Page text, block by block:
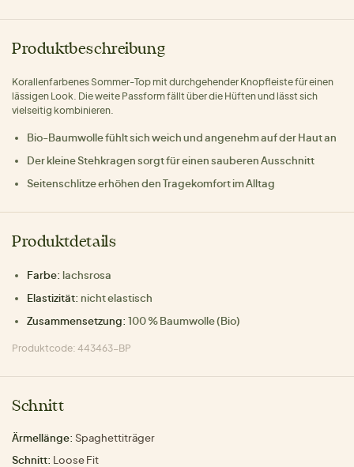
Produktbeschreibung
Korallenfarbenes Sommer-Top mit durchgehender Knopfleiste für einen
lässigen Look. Die weite Passform fällt über die Hüften und lässt sich
vielseitig kombinieren.
Bio-Baumwolle fühlt sich weich und angenehm auf der Haut an
Der kleine Stehkragen sorgt für einen sauberen Ausschnitt
Seitenschlitze erhöhen den Tragekomfort im Alltag
Produktdetails
Farbe: lachsrosa
Elastizität: nicht elastisch
Zusammensetzung: 100 % Baumwolle (Bio)
Produktcode: 443463-BP
Schnitt
Ärmellänge: Spaghettiträger
Schnitt: Loose Fit